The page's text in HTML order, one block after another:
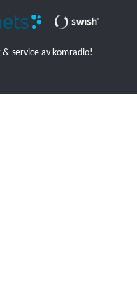
service av komradio!